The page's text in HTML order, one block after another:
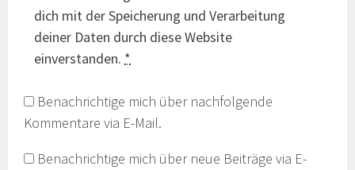
dich mit der Speicherung und Verarbeitung
deiner Daten durch diese Website
einverstanden. *
Benachrichtige mich über nachfolgende
Kommentare via E-Mail.
Benachrichtige mich über neue Beiträge via E-